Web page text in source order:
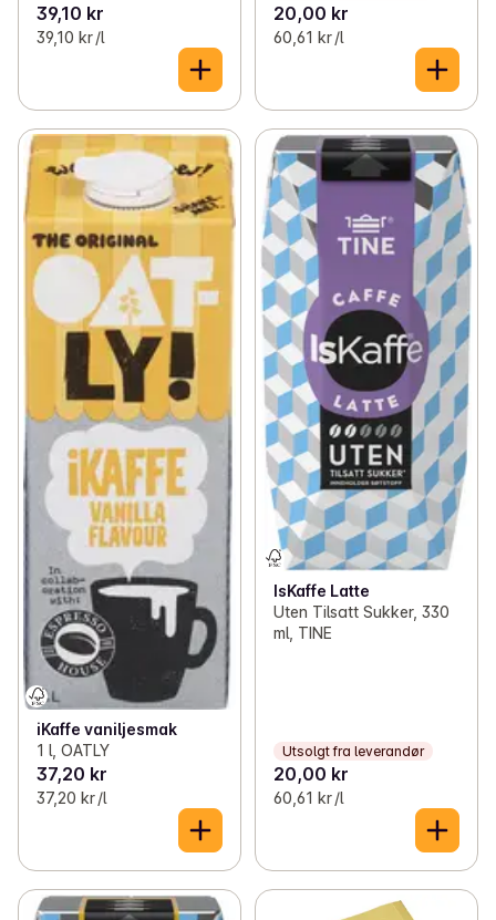
39,10 kr
39,10 kr /l
20,00 kr
60,61 kr /l
iKaffe vaniljesmak
1 l, OATLY
37,20 kr
37,20 kr /l
IsKaffe Latte
Uten Tilsatt Sukker, 330
ml, TINE
Utsolgt fra leverandør
20,00 kr
60,61 kr /l